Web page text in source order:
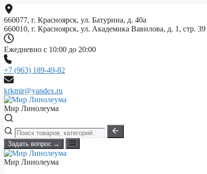
Перейти
к
содержимому
660077, г. Красноярск, ул. Батурина, д. 40а
660010, г. Красноярск, ул. Академика Вавилова, д. 1, стр. 39
Ежедневно с 10:00 до 20:00
+7 (963) 189-49-82
krkmir@yandex.ru
Мир Линолеума
Задать вопрос →
Мир Линолеума